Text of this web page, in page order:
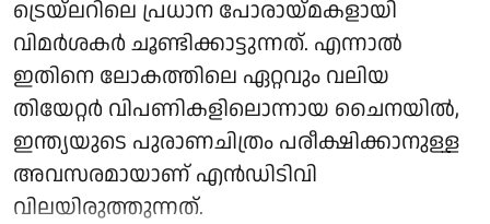
ട്രെയ്‌ലറിലെ പ്രധാന പോരായ്മകളായി
വിമർശകർ ചൂണ്ടിക്കാട്ടുന്നത്. എന്നാൽ
ഇതിനെ ലോകത്തിലെ ഏറ്റവും വലിയ
തിയേറ്റർ വിപണികളിലൊന്നായ ചൈനയിൽ,
ഇന്ത്യയുടെ പുരാണചിത്രം പരീക്ഷിക്കാനുള്ള
അവസരമായാണ് എൻഡിടിവി
വിലയിരുത്തുന്നത്.